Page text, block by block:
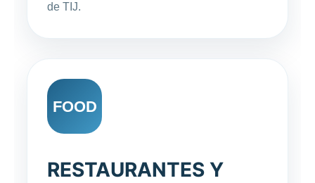
de TIJ.
FOOD
RESTAURANTES Y